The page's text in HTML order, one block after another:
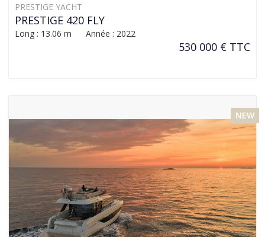
PRESTIGE YACHT
PRESTIGE 420 FLY
Long : 13.06 m Année : 2022
530 000 € TTC
NEW